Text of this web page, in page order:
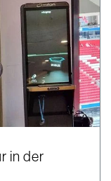
in der